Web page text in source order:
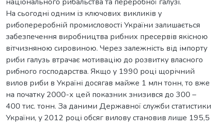
На сьогодні одним із ключових викликів у
рибопереробній промисловості України залишається
забезпечення виробництва рибних пресервів якісною
вітчизняною сировиною. Через залежність від імпорту
риби галузь втрачає мотивацію до розвитку власного
рибного господарства. Якщо у 1990 році щорічний
вилов риби в Україні досягав майже 1 млн тонн, то вже
на початку 2000-х цей показник знизився до 300 –
400 тис. тонн. За даними Державної служби статистики
України, у 2012 році обсяг вилову становив лише 195,5